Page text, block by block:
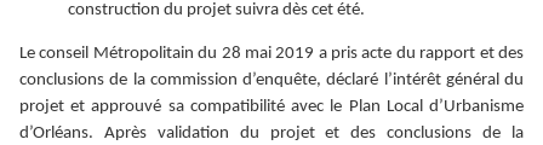
construction du projet suivra dès cet été.
Le conseil Métropolitain du 28 mai 2019 a pris acte du rapport et des
conclusions de la commission d’enquête, déclaré l’intérêt général du
projet et approuvé sa compatibilité avec le Plan Local d’Urbanisme
d’Orléans. Après validation du projet et des conclusions de la